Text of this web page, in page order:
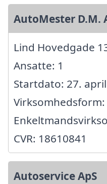
AutoMester D.M.
Lind Hovedgade
Ansatte: 1
Startdato: 27.
Virksomhedsform:
CVR: 18610841
Autoservice ApS